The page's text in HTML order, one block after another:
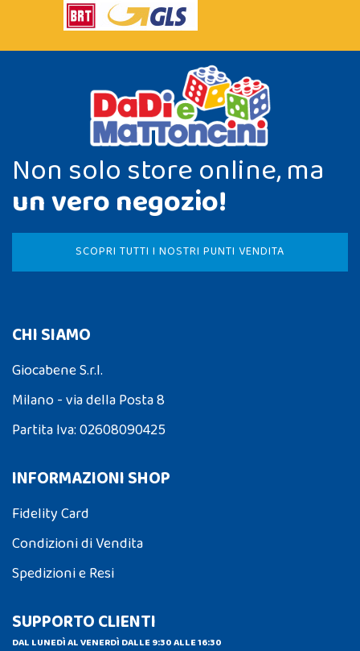
Non solo store online, ma
un vero negozio!
SCOPRI TUTTI I NOSTRI PUNTI VENDITA
CHI SIAMO
Giocabene S.r.l.
Milano - via della Posta 8
Partita Iva: 02608090425
INFORMAZIONI SHOP
Fidelity Card
Condizioni di Vendita
Spedizioni e Resi
SUPPORTO CLIENTI
DAL LUNEDÌ AL VENERDÌ DALLE 9:30 ALLE 16:30